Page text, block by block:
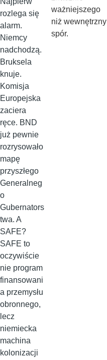
rozlega się
alarm.
Niemcy
nadchodzą.
Bruksela
knuje.
Komisja
Europejska
zaciera
ręce. BND
już pewnie
rozrysowało
mapę
przyszłego
Generalneg
o
Gubernators
twa. A
SAFE?
SAFE to
oczywiście
nie program
finansowani
a przemysłu
obronnego,
lecz
niemiecka
machina
kolonizacji
ważniejszego
niż wewnętrzny
spór.